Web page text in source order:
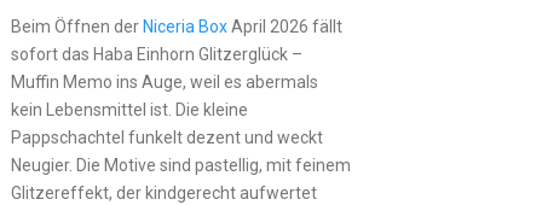
Beim Öffnen der Niceria BoxApril 2026 fällt
sofort das Haba Einhorn Glitzerglück –
Muffin Memo ins Auge, weil es abermals
kein Lebensmittel ist. Die kleine
Pappschachtel funkelt dezent und weckt
Neugier. Die Motive sind pastellig, mit feinem
Glitzereffekt, der kindgerecht aufwertet